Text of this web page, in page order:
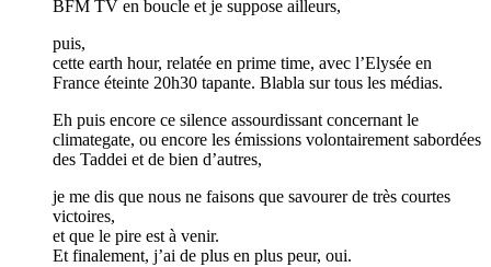
BFM TV en boucle et je suppose ailleurs,
puis,
cette earth hour, relatée en prime time, avec l’Elysée en
France éteinte 20h30 tapante. Blabla sur tous les médias.
Eh puis encore ce silence assourdissant concernant le
climategate, ou encore les émissions volontairement sabordées
des Taddei et de bien d’autres,
je me dis que nous ne faisons que savourer de très courtes
victoires,
et que le pire est à venir.
Et finalement, j’ai de plus en plus peur, oui.